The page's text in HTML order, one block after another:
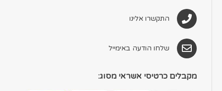
התקשרו אלינו
שלחו הודעה באימייל
מקבלים כרטיסי אשראי מסוג: